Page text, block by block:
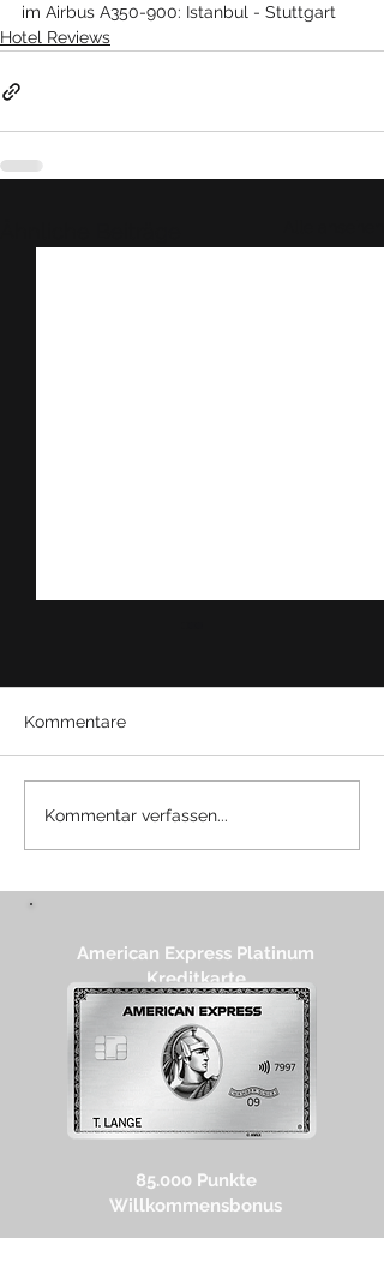
im Airbus A350-900: Istanbul - Stuttgart
Hotel Reviews
Review: Hilton Munich
City
Kommentare
Kommentar verfassen...
American Express Platinum
Kreditkarte
85.000 Punkte
Willkommensbonus